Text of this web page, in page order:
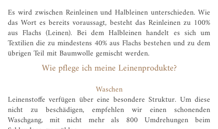
Es wird zwischen Reinleinen und Halbleinen unterschieden. Wie
das Wort es bereits voraussagt, besteht das Reinleinen zu 100%
aus Flachs (Leinen). Bei dem Halbleinen handelt es sich um
Textilien die zu mindestens 40% aus Flachs bestehen und zu dem
übrigen Teil mit Baumwolle gemischt werden.
Wie pflege ich meine Leinenprodukte?
Waschen
Leinenstoffe verfügen über eine besondere Struktur. Um diese
nicht zu beschädigen, empfehlen wir einen schonenden
Waschgang, mit nicht mehr als 800 Umdrehungen beim